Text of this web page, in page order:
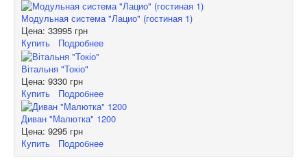
Модульная система "Лацио" (гостиная 1)
Цена: 33995 грн
Купить
Подробнее
Вітальня "Токіо"
Цена: 9330 грн
Купить
Подробнее
Диван "Малютка" 1200
Цена: 9295 грн
Купить
Подробнее